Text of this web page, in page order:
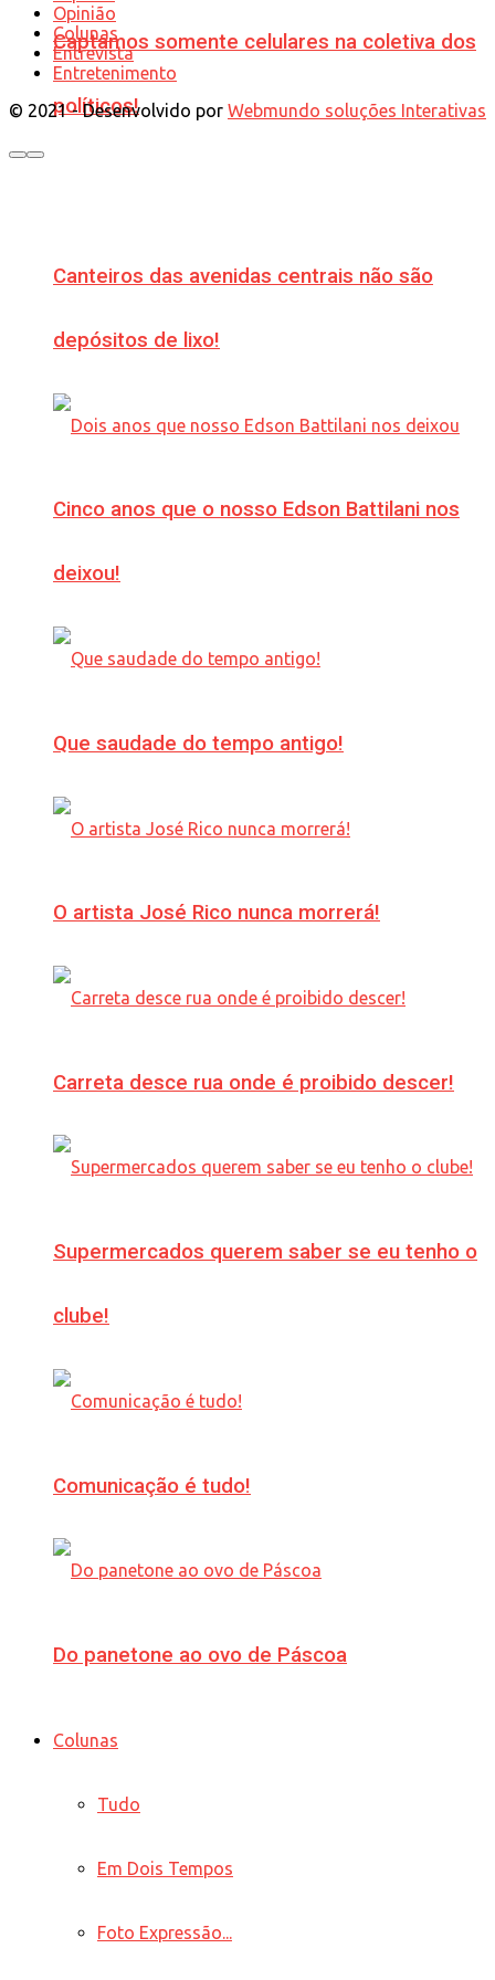
Captamos somente celulares na coletiva dos
políticos!
Canteiros das avenidas centrais não são
depósitos de lixo!
Cinco anos que o nosso Edson Battilani nos
deixou!
Que saudade do tempo antigo!
O artista José Rico nunca morrerá!
Carreta desce rua onde é proibido descer!
Supermercados querem saber se eu tenho o
clube!
Comunicação é tudo!
Do panetone ao ovo de Páscoa
Colunas
Tudo
Em Dois Tempos
Foto Expressão...
Opinião
Colunas
Entrevista
Entretenimento
© 2021 - Desenvolvido por Webmundo soluções Interativas